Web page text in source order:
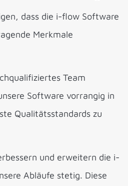
dass die i-flow Software
Merkmale
Team
Software vorrangig in
Qualitätsstandards zu
und erweitern die i-
Abläufe stetig. Diese